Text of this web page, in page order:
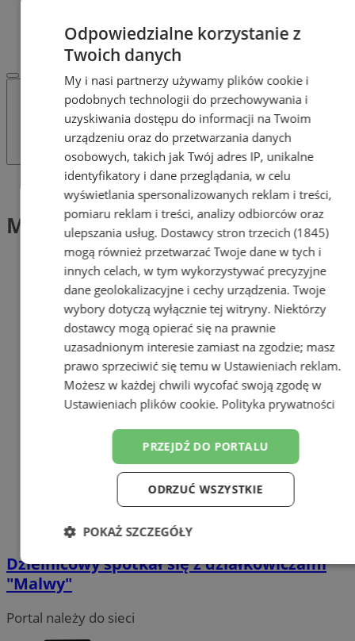
REKLAMA
WSPÓŁPRACA
Tag: Malwa
Malwa (1)
Dzielnicowy spotkał się z działkowiczami
"Malwy"
Portal należy do sieci
Odpowiedzialne korzystanie z
Twoich danych
My i nasi partnerzy używamy plików cookie i
podobnych technologii do przechowywania i
uzyskiwania dostępu do informacji na Twoim
urządzeniu oraz do przetwarzania danych
osobowych, takich jak Twój adres IP, unikalne
identyfikatory i dane przeglądania, w celu
wyświetlania spersonalizowanych reklam i treści,
pomiaru reklam i treści, analizy odbiorców oraz
ulepszania usług. Dostawcy stron trzecich (1845)
mogą również przetwarzać Twoje dane w tych i
innych celach, w tym wykorzystywać precyzyjne
dane geolokalizacyjne i cechy urządzenia. Twoje
wybory dotyczą wyłącznie tej witryny. Niektórzy
dostawcy mogą opierać się na prawnie
uzasadnionym interesie zamiast na zgodzie; masz
prawo sprzeciwić się temu w Ustawieniach reklam.
Możesz w każdej chwili wycofać swoją zgodę w
Ustawieniach plików cookie. Polityka prywatności
PRZEJDŹ DO PORTALU
ODRZUĆ WSZYSTKIE
POKAŻ SZCZEGÓŁY
Niezbędne Wydajność Targetowanie
Funkcjonalność